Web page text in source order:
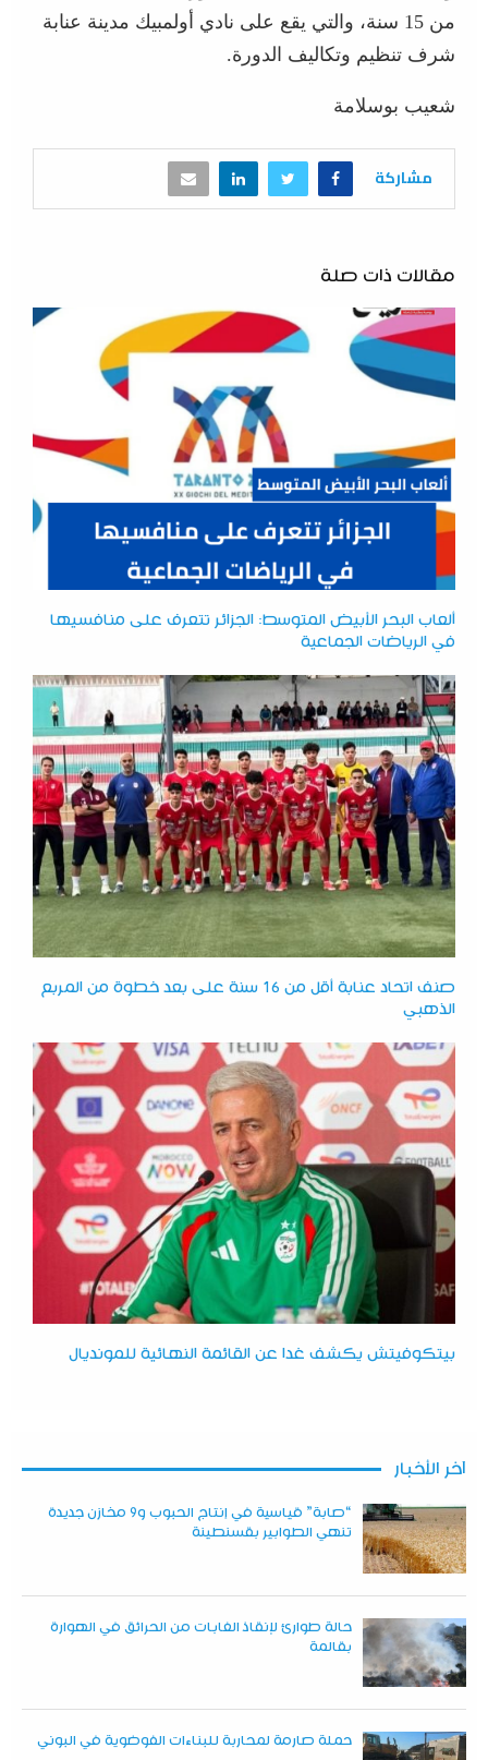
من 15 سنة، والتي يقع على نادي أولمبيك مدينة عنابة
شرف تنظيم وتكاليف الدورة.
شعيب بوسلامة
مشاركة
مقالات ذات صلة
ألعاب البحر الأبيض المتوسط: الجزائر تتعرف على منافسيها
في الرياضات الجماعية
صنف اتحاد عنابة أقل من 16 سنة على بعد خطوة من المربع
الذهبي
بيتكوفيتش يكشف غدا عن القائمة النهائية للمونديال
آخر الأخبار
“صابة” قياسية في إنتاج الحبوب و9 مخازن جديدة
تنهي الطوابير بقسنطينة
حالة طوارئ لإنقاذ الغابات من الحرائق في الهوارة
بقالمة
حملة صارمة لمحاربة للبناءات الفوضوية في البوني